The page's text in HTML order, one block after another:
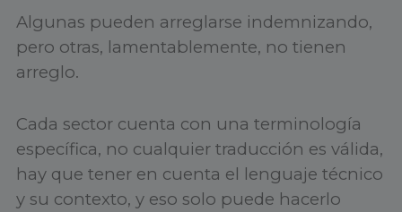
Algunas pueden arreglarse indemnizando,
pero otras, lamentablemente, no tienen
arreglo.
Cada sector cuenta con una terminología
específica, no cualquier traducción es válida,
hay que tener en cuenta el lenguaje técnico
y su contexto, y eso solo puede hacerlo